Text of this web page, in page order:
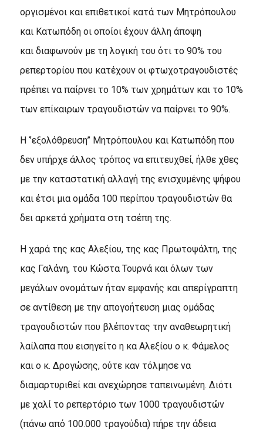
οργισμένοι και επιθετικοί κατά των Μητρόπουλου
και Κατωπόδη οι οποίοι έχουν άλλη άποψη
και διαφωνούν με τη λογική του ότι το 90% του
ρεπερτορίου που κατέχουν οι φτωχοτραγουδιστές
πρέπει να παίρνει το 10% των χρημάτων και το 10%
των επίκαιρων τραγουδιστών να παίρνει το 90%.
Η ‘’εξολόθρευση’’ Μητρόπουλου και Κατωπόδη που
δεν υπήρχε άλλος τρόπος να επιτευχθεί, ήλθε χθες
με την καταστατική αλλαγή της ενισχυμένης ψήφου
και έτσι μια ομάδα 100 περίπου τραγουδιστών θα
δει αρκετά χρήματα στη τσέπη της.
Η χαρά της κας Αλεξίου, της κας Πρωτοψάλτη, της
κας Γαλάνη, του Κώστα Τουρνά και όλων των
μεγάλων ονομάτων ήταν εμφανής και απερίγραπτη
σε αντίθεση με την απογοήτευση μιας ομάδας
τραγουδιστών που βλέποντας την αναθεωρητική
λαίλαπα που εισηγείτο η κα Αλεξίου ο κ. Φάμελος
και ο κ. Δρογώσης, ούτε καν τόλμησε να
διαμαρτυριθεί και ανεχώρησε ταπεινωμένη. Διότι
με χαλί το ρεπερτόριο των 1000 τραγουδιστών
(πάνω από 100.000 τραγούδια) πήρε την άδεια